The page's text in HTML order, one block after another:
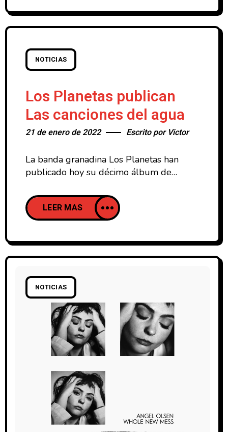
(primer fin de semana del 15 al 17 de
NOTICIAS
Los Planetas publican
Las canciones del agua
21 de enero de 2022 Escrito por Victor
La banda granadina Los Planetas han
publicado hoy su décimo álbum de
que incluye nueve canciones y que
significa su vuelta como banda desde la
publicación de Zona Temporalmente
publicasen junto a Niño de Elche el
proyecto Fuerza Nueva. Según palabras
de la banda,
LEER MAS
NOTICIAS